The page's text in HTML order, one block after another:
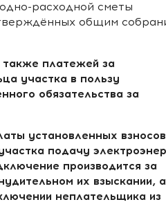
расходной сметы
общим
платежей за
участка в пользу
обязательства за
установленных
подачу
производится за
их взыскании, а
неплательщика из